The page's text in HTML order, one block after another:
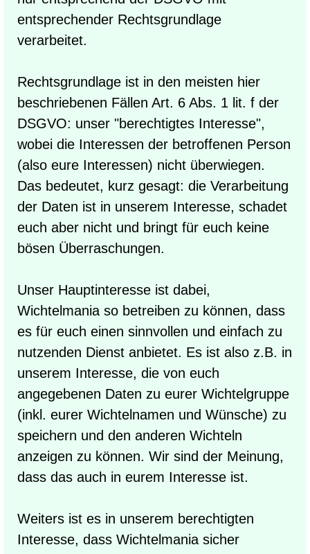
entsprechender Rechtsgrundlage
verarbeitet.
Rechtsgrundlage ist in den meisten hier
beschriebenen Fällen Art. 6 Abs. 1 lit. f der
DSGVO: unser "berechtigtes Interesse",
wobei die Interessen der betroffenen Person
(also eure Interessen) nicht überwiegen.
Das bedeutet, kurz gesagt: die Verarbeitung
der Daten ist in unserem Interesse, schadet
euch aber nicht und bringt für euch keine
bösen Überraschungen.
Unser Hauptinteresse ist dabei,
Wichtelmania so betreiben zu können, dass
es für euch einen sinnvollen und einfach zu
nutzenden Dienst anbietet. Es ist also z.B. in
unserem Interesse, die von euch
angegebenen Daten zu eurer Wichtelgruppe
(inkl. eurer Wichtelnamen und Wünsche) zu
speichern und den anderen Wichteln
anzeigen zu können. Wir sind der Meinung,
dass das auch in eurem Interesse ist.
Weiters ist es in unserem berechtigten
Interesse, dass Wichtelmania sicher